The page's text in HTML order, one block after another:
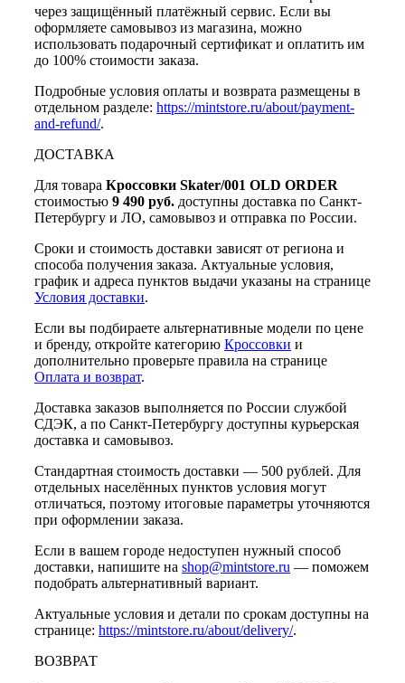
через защищённый платёжный сервис. Если вы
оформляете самовывоз из магазина, можно
использовать подарочный сертификат и оплатить им
до 100% стоимости заказа.
Подробные условия оплаты и возврата размещены в
отдельном разделе: https://mintstore.ru/about/payment-
and-refund/.
ДОСТАВКА
Для товара Кроссовки Skater/001 OLD ORDER
стоимостью 9 490 руб. доступны доставка по Санкт-
Петербургу и ЛО, самовывоз и отправка по России.
Сроки и стоимость доставки зависят от региона и
способа получения заказа. Актуальные условия,
график и адреса пунктов выдачи указаны на странице
Условия доставки.
Если вы подбираете альтернативные модели по цене
и бренду, откройте категорию Кроссовки и
дополнительно проверьте правила на странице
Оплата и возврат.
Доставка заказов выполняется по России службой
СДЭК, а по Санкт-Петербургу доступны курьерская
доставка и самовывоз.
Стандартная стоимость доставки — 500 рублей. Для
отдельных населённых пунктов условия могут
отличаться, поэтому итоговые параметры уточняются
при оформлении заказа.
Если в вашем городе недоступен нужный способ
доставки, напишите на shop@mintstore.ru — поможем
подобрать альтернативный вариант.
Актуальные условия и детали по срокам доступны на
странице: https://mintstore.ru/about/delivery/.
ВОЗВРАТ